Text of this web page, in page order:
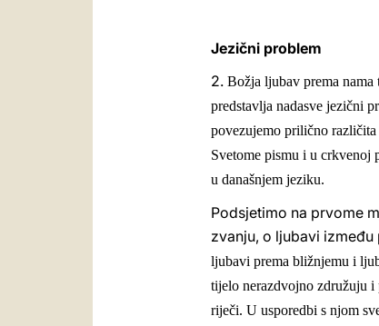
Jezični problem
2. Božja ljubav prema
predstavlja nadasve jezični
povezujemo prilično
Svetome pismu i u crkvenoj
u današnjem jeziku.
Podsjetimo na prvome
zvanju, o ljubavi
ljubavi prema bližnjemu i
tijelo nerazdvojno združuju i
riječi. U usporedbi s njom